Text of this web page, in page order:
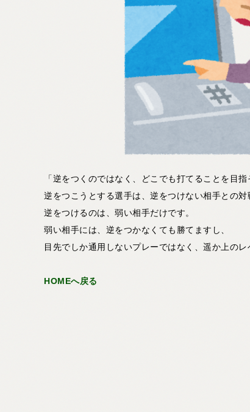
「逆をつくのではなく、どこでも打てることを目指
逆をつこうとする選手は、逆をつけない相手との対
逆をつけるのは、弱い相手だけです。
弱い相手には、逆をつかなくても勝てますし、
目先でしか通用しないプレーではなく、遥か上の
HOMEへ戻る